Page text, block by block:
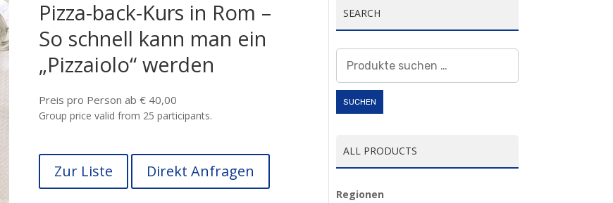
Pizza-back-Kurs in Rom –
So schnell kann man ein
„Pizzaiolo“ werden
Preis pro Person ab € 40,00
Group price valid from 25 participants.
Zur Liste Direkt Anfragen
SEARCH
nach:
SUCHEN
ALL PRODUCTS
Regionen